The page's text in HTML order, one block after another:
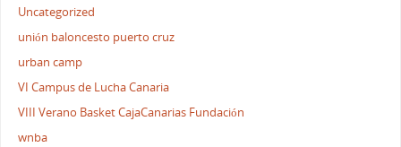
Uncategorized
unión baloncesto puerto cruz
urban camp
VI Campus de Lucha Canaria
VIII Verano Basket CajaCanarias Fundación
wnba